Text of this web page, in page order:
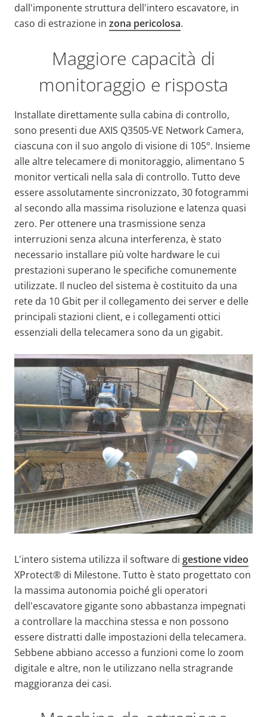
dall'imponente struttura dell'intero escavatore, in
caso di estrazione in zona pericolosa.
Maggiore capacità di
monitoraggio e risposta
Installate direttamente sulla cabina di controllo,
sono presenti due AXIS Q3505-VE Network Camera,
ciascuna con il suo angolo di visione di 105°. Insieme
alle altre telecamere di monitoraggio, alimentano 5
monitor verticali nella sala di controllo. Tutto deve
essere assolutamente sincronizzato, 30 fotogrammi
al secondo alla massima risoluzione e latenza quasi
zero. Per ottenere una trasmissione senza
interruzioni senza alcuna interferenza, è stato
necessario installare più volte hardware le cui
prestazioni superano le specifiche comunemente
utilizzate. Il nucleo del sistema è costituito da una
rete da 10 Gbit per il collegamento dei server e delle
principali stazioni client, e i collegamenti ottici
essenziali della telecamera sono da un gigabit.
L'intero sistema utilizza il software di gestione video
XProtect® di Milestone. Tutto è stato progettato con
la massima autonomia poiché gli operatori
dell'escavatore gigante sono abbastanza impegnati
a controllare la macchina stessa e non possono
essere distratti dalle impostazioni della telecamera.
Sebbene abbiano accesso a funzioni come lo zoom
digitale e altre, non le utilizzano nella stragrande
maggioranza dei casi.